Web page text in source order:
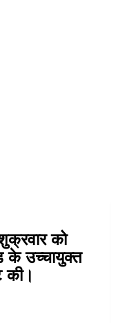
को
के उच्चायुक्त
की।